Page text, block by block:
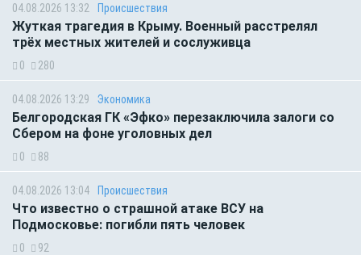
04.08.2026 13:32 Происшествия
Жуткая трагедия в Крыму. Военный расстрелял
трёх местных жителей и сослуживца
0 280
04.08.2026 13:29 Экономика
Белгородская ГК «Эфко» перезаключила залоги со
Сбером на фоне уголовных дел
0 88
04.08.2026 13:04 Происшествия
Что известно о страшной атаке ВСУ на
Подмосковье: погибли пять человек
0 92